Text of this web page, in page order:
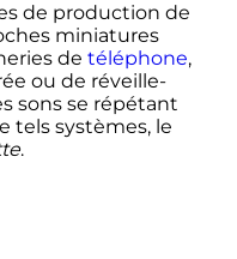
de production de
miniatures
de téléphone,
ou de réveille-
sons se répétant
tels systèmes, le
.